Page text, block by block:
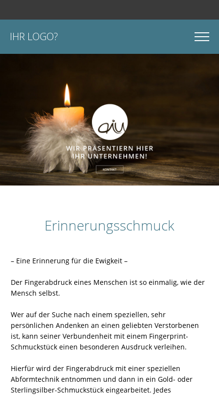
IHR LOGO?
Erinnerungsschmuck
– Eine Erinnerung für die Ewigkeit –
Der Fingerabdruck eines Menschen ist so einmalig, wie der
Mensch selbst.
Wer auf der Suche nach einem speziellen, sehr
persönlichen Andenken an einen geliebten Verstorbenen
ist, kann seiner Verbundenheit mit einem Fingerprint-
Schmuckstück einen besonderen Ausdruck verleihen.
Hierfür wird der Fingerabdruck mit einer speziellen
Abformtechnik entnommen und dann in ein Gold- oder
Sterlingsilber-Schmuckstück eingearbeitet. Jedes